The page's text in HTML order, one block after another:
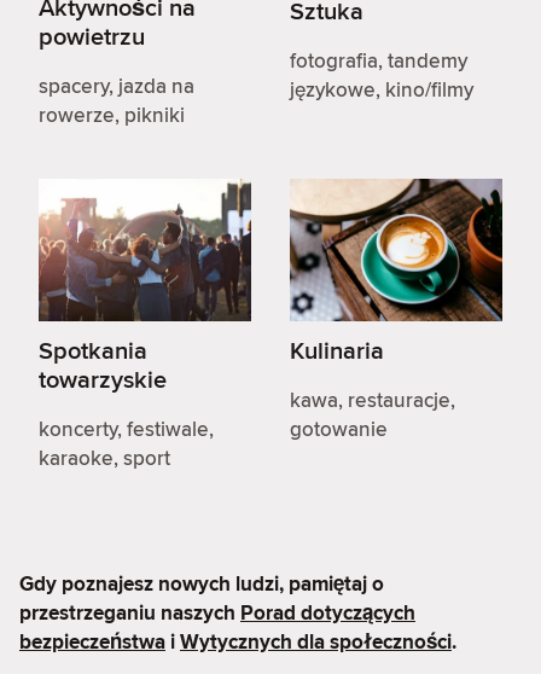
Aktywności na
powietrzu
spacery, jazda na
rowerze, pikniki
Sztuka
fotografia, tandemy
językowe, kino/filmy
Spotkania
towarzyskie
koncerty, festiwale,
karaoke, sport
Kulinaria
kawa, restauracje,
gotowanie
Gdy poznajesz nowych ludzi, pamiętaj o
przestrzeganiu naszych Porad dotyczących
bezpieczeństwa iWytycznych dla społeczności.